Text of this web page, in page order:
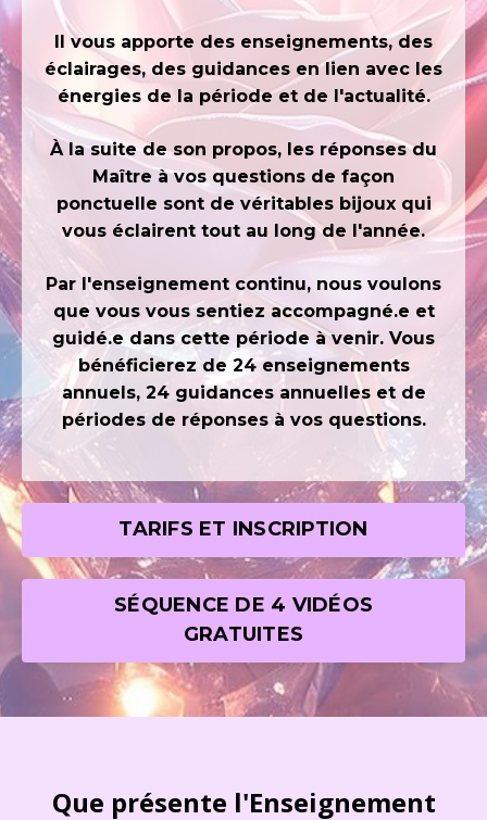
Il vous apporte des enseignements, des
éclairages, des guidances en lien avec les
énergies de la période et de l'actualité.
À la suite de son propos, les réponses du
Maître à vos questions de façon
ponctuelle sont de véritables bijoux qui
vous éclairent tout au long de l'année.
Par l'enseignement continu, nous voulons
que vous vous sentiez accompagné.e et
guidé.e dans cette période à venir. Vous
bénéficierez de 24 enseignements
annuels, 24 guidances annuelles et de
périodes de réponses à vos questions.
TARIFS ET INSCRIPTION
SÉQUENCE DE 4 VIDÉOS
GRATUITES
Que présente l'Enseignement